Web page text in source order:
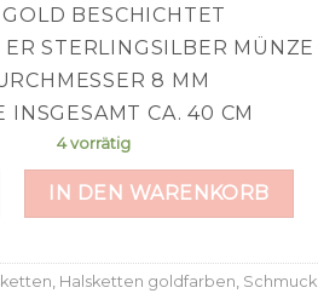
GOLD BESCHICHTET
STERLINGSILBER MÜNZE
8 MM
INSGESAMT CA. 40 CM
4 vorrätig
MengeIN DEN WARENKORB
Halsketten goldfarben Schmuck